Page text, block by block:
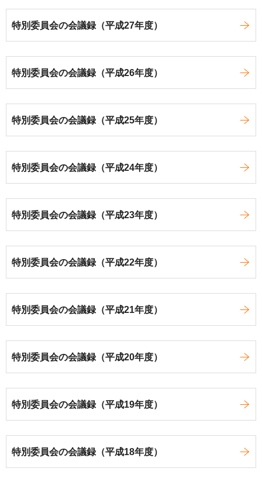
特別委員会の会議録（平成27年度）
特別委員会の会議録（平成26年度）
特別委員会の会議録（平成25年度）
特別委員会の会議録（平成24年度）
特別委員会の会議録（平成23年度）
特別委員会の会議録（平成22年度）
特別委員会の会議録（平成21年度）
特別委員会の会議録（平成20年度）
特別委員会の会議録（平成19年度）
特別委員会の会議録（平成18年度）